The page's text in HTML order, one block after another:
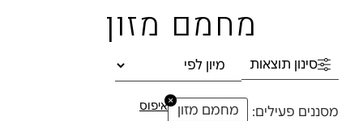
מחמם מזון
סינון תוצאות
מסננים פעילים: מחמם מזון
×איפוס